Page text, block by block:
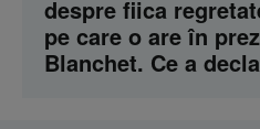
despre fiica
pe care o are în
Blanchet. Ce a